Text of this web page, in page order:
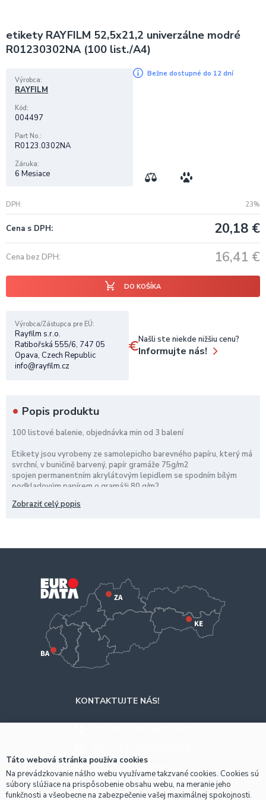
etikety RAYFILM 52,5x21,2 univerzálne modré
R01230302NA (100 list./A4)
DPH 23%
Cena s DPH 20,18 €
Cena bez DPH 16,41 €
DO KOŠÍKA
Výrobca
RAYFILM
Kód
004497
Part No.
R0123.0302NA
Záruka
6 Mesiace
Bežne dostupné do 12 dní
Výrobca/Zástupca pre EÚ
Rayfilm s.r.o.
Ratibořská 555/6, 747 05
Opava, Czech Republic
info@rayfilm.cz
Našli ste niekde nižšiu cenu?
Informujte nás!
Popis produktu
100 listové balenie, objednávka min od 3 balení
Etikety jsou vyrobeny ze samolepicího barevného papíru, který má
svrchní, v buničině barvený, papír gramáže 75g/m2
spojen permanentním akrylátovým lepidlem se spodním bílým
podkladovým papírem o gramáži 80 g/m2.
a inkoustových tiskáren.
Zobraziť celý popis
KONTAKTUJTE NÁS!
KE +421-55-7289 653
Táto webová stránka používa cookies
Na prevádzkovanie nášho webu využívame takzvané cookies. Cookies sú
súbory slúžiace na prispôsobenie obsahu webu, na meranie jeho
funkčnosti a všeobecne na zabezpečenie vašej maximálnej spokojnosti.